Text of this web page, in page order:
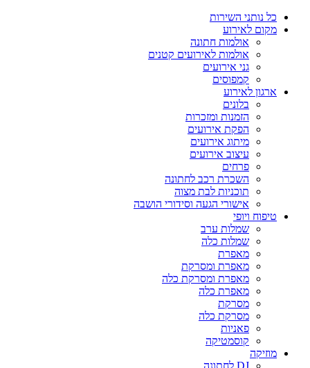
כל נותני השירות
מקום לאירוע
אולמות חתונה
אולמות לאירועים קטנים
גני אירועים
קמפוסים
ארגון לאירוע
בלונים
הזמנות ומזכרות
הפקת אירועים
מיתוג אירועים
עיצוב אירועים
פרחים
השכרת רכב לחתונה
תוכניות לבת מצוה
אישורי הגעה וסידורי הושבה
טיפוח ויופי
שמלות ערב
שמלות כלה
מאפרת
מאפרת ומסרקת
מאפרת ומסרקת כלה
מאפרת כלה
מסרקת
מסרקת כלה
פאניות
קוסמטיקה
מוזיקה
DJ לחתונה